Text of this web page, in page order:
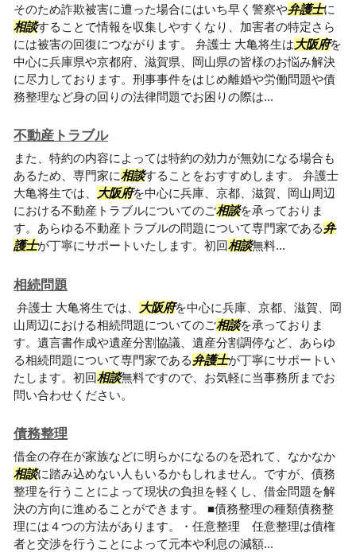
そのため詐欺被害に遭った場合にはいち早く警察や弁護士に
相談することで情報を収集しやすくなり、加害者の特定さら
には被害の回復につながります。 弁護士 大亀将生は大阪府を
中心に兵庫県や京都府、滋賀県、岡山県の皆様のお悩み解決
に尽力しております。刑事事件をはじめ離婚や労働問題や債
務整理など身の回りの法律問題でお困りの際は...
不動産トラブル
また、特約の内容によっては特約の効力が無効になる場合も
あるため、専門家に相談することをおすすめします。 弁護士
大亀将生では、
大阪府を中心に兵庫、京都、滋賀、岡山周辺
における不動産トラブルについてのご相談を承っておりま
す。あらゆる不動産トラブルの問題について専門家である弁
護士が丁寧にサポートいたします。初回相談無料...
相続問題
弁護士 大亀将生では、 大阪府を中心に兵庫、京都、滋賀、岡
山周辺における相続問題についてのご相談を承っておりま
す。遺言書作成や遺産分割協議、遺産分割調停など、あらゆ
る相続問題について専門家である弁護士が丁寧にサポートい
たします。初回相談無料ですので、お気軽に当事務所までお
問い合わせください。
債務整理
借金の存在が家族などに明らかになるのを恐れて、なかなか
相談に踏み込めない人もいるかもしれません。ですが、債務
整理を行うことによって現状の負担を軽くし、借金問題を解
決の方向に進めることができます。 ■債務整理の種類債務整
理には４つの方法があります。・任意整理 任意整理は債権
者と交渉を行うことによって元本や利息の減額...